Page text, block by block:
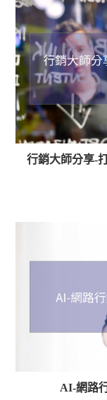
行銷大師分享-
AI-網路